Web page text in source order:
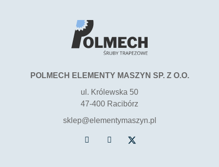
POLMECH ELEMENTY MASZYN SP. Z O.O.
ul. Królewska 50
47-400 Racibórz
sklep@elementymaszyn.pl